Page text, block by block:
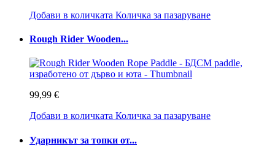
Добави в количката Количка за пазаруване
Rough Rider Wooden...
99,99 €
Добави в количката Количка за пазаруване
Ударникът за топки от...